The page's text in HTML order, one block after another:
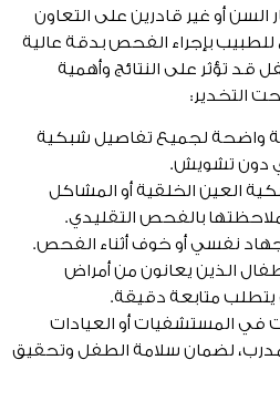
السن أو غير قادرين على التعاون
للطبيب بإجراء الفحص بدقة عالية
قد تؤثر على النتائج وأهمية
التخدير:
واضحة لجميع تفاصيل شبكية
دون تشويش.
العين الخلقية أو المشاكل
ملاحظتها بالفحص التقليدي.
نفسي أو خوف أثناء الفحص.
الذين يعانون من أمراض
يتطلب متابعة دقيقة.
في المستشفيات أو العيادات
لضمان سلامة الطفل وتحقيق